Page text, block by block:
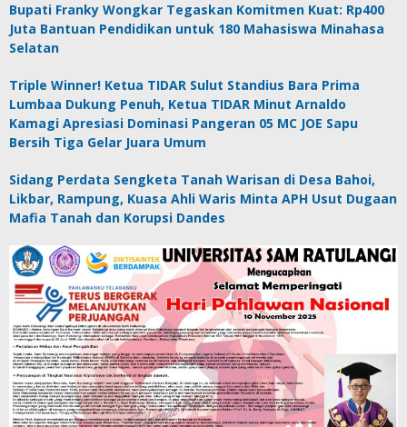
Bupati Franky Wongkar Tegaskan Komitmen Kuat: Rp400
Juta Bantuan Pendidikan untuk 180 Mahasiswa Minahasa
Selatan
Triple Winner! Ketua TIDAR Sulut Standius Bara Prima
Lumbaa Dukung Penuh, Ketua TIDAR Minut Arnaldo
Kamagi Apresiasi Dominasi Pangeran 05 MC JOE Sapu
Bersih Tiga Gelar Juara Umum
Sidang Perdata Sengketa Tanah Warisan di Desa Bahoi,
Likbar, Rampung, Kuasa Ahli Waris Minta APH Usut Dugaan
Mafia Tanah dan Korupsi Dandes